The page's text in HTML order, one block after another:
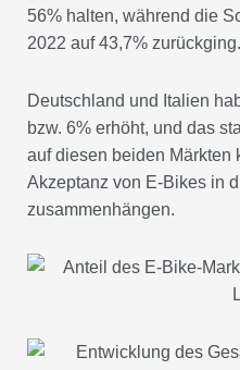
56% halten, während die
2022 auf 43,7% zurückging.
Deutschland und Italien
bzw. 6% erhöht, und das
auf diesen beiden Märkten
Akzeptanz von E-Bikes in
zusammenhängen.